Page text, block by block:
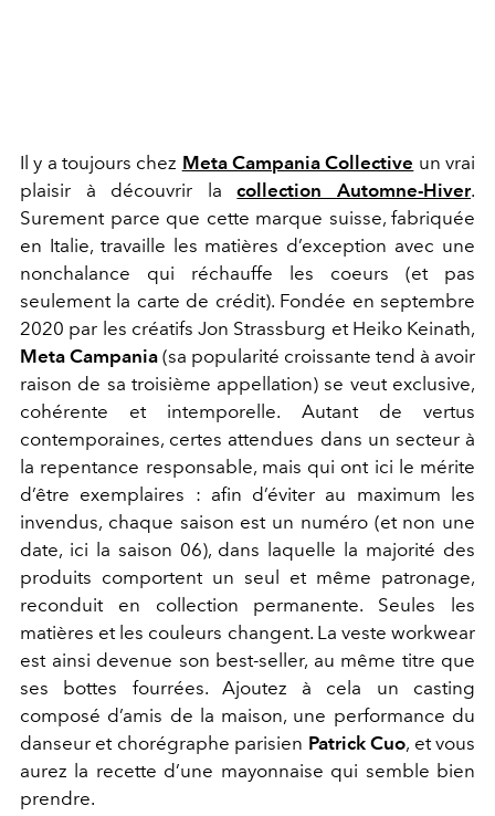
Il y a toujours chez Meta Campania Collective un vrai
plaisir à découvrir lacollection Automne-Hiver.
Surement parce que cette marque suisse, fabriquée
en Italie, travaille les matières d’exception avec une
nonchalance qui réchauffe les coeurs (et pas
seulement la carte de crédit). Fondée en septembre
2020 par les créatifs Jon Strassburg et Heiko Keinath,
Meta Campania (sa popularité croissante tend à avoir
raison de sa troisième appellation) se veut exclusive,
cohérente et intemporelle. Autant de vertus
contemporaines, certes attendues dans un secteur à
la repentance responsable, mais qui ont ici le mérite
d’être exemplaires : afin d’éviter au maximum les
invendus, chaque saison est un numéro (et non une
date, ici la saison 06), dans laquelle la majorité des
produits comportent un seul et même patronage,
reconduit en collection permanente. Seules les
matières et les couleurs changent. La veste workwear
est ainsi devenue son best-seller, au même titre que
ses bottes fourrées. Ajoutez à cela un casting
composé d’amis de la maison, une performance du
danseur et chorégraphe parisien Patrick Cuo, et vous
aurez la recette d’une mayonnaise qui semble bien
prendre.